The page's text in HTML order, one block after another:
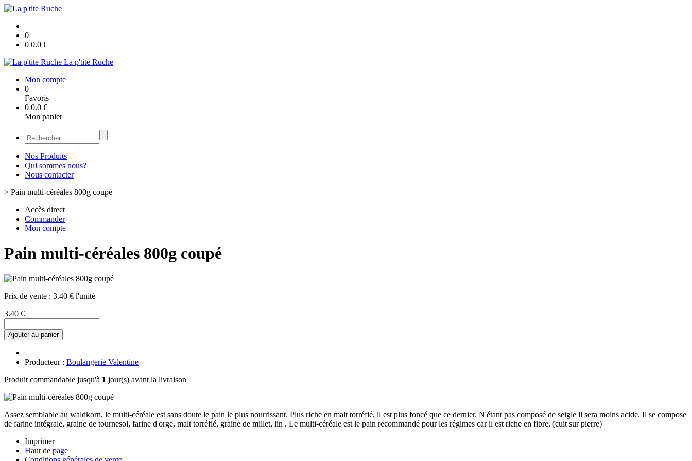
0
0 0.0 €
La p'tite Ruche
Mon compte
0
Favoris
0 0.0 €
Mon panier
Nos Produits
Qui sommes nous?
Nous contacter
> Pain multi-céréales 800g coupé
Accès direct
Commander
Mon compte
Pain multi-céréales 800g coupé
Prix de vente : 3.40 € l'unité
3.40 €
Ajouter au panier
Producteur : Boulangerie Valentine
Produit commandable jusqu'à 1 jour(s) avant la livraison
Assez semblable au waldkorn, le multi-céréale est sans doute le pain le plus nourrissant. Plus riche en malt torréfié, il est plus foncé que ce dernier. N'étant pas composé de seigle il sera moins acide. Il se compose
de farine intégrale, graine de tournesol, farine d'orge, malt torréfié, graine de millet, lin . Le multi-céréale est le pain recommandé pour les régimes car il est riche en fibre. (cuit sur pierre)
Imprimer
Haut de page